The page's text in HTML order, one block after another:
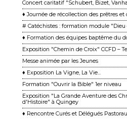
Concert caritatif "Schubert, Bizet,
♦ Journée de récollection des prêtres et
# Catéchistes : formation module "Dieu
♦ Formation des équipes baptême du
Exposition "Chemin de Croix" CCFD –
Messe animée par les Jeunes
♦ Exposition La Vigne, La Vie...
Formation "Ouvrir la Bible" 1er niveau
Exposition "La Grande Aventure des
d'Histoire" à Quingey
♦ Rencontre Curés et Délégués